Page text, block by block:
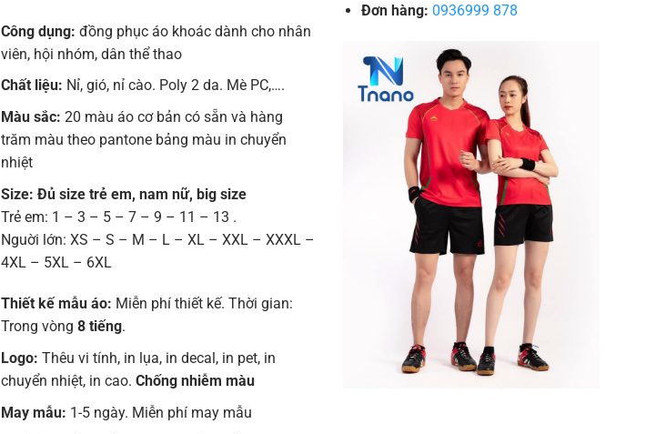
Công dụng: đồng phục áo khoác dành cho nhân
viên, hội nhóm, dân thể thao
Chất liệu: Nỉ, gió, nỉ cào. Poly 2 da. Mè PC,….
Màu sắc: 20 màu áo cơ bản có sẵn và hàng
trăm màu theo pantone bảng màu in chuyển
nhiệt
Size: Đủ size trẻ em, nam nữ, big size
Trẻ em: 1 – 3 – 5 – 7 – 9 – 11 – 13 .
Nguời lớn: XS – S – M – L – XL – XXL – XXXL –
4XL – 5XL – 6XL
Thiết kế mẫu áo: Miễn phí thiết kế. Thời gian:
Trong vòng 8 tiếng.
Logo: Thêu vi tính, in lụa, in decal, in pet, in
chuyển nhiệt, in cao. Chống nhiễm màu
May mẫu: 1-5 ngày. Miễn phí may mẫu
Đơn hàng: 0936999 878